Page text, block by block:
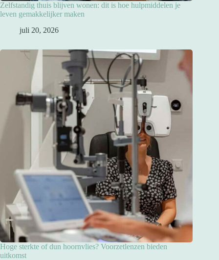
Zelfstandig thuis blijven wonen: dit is hoe hulpmiddelen je
leven gemakkelijker maken
juli 20, 2026
Hoge sterkte of dun hoornvlies? Voorzetlenzen bieden
uitkomst